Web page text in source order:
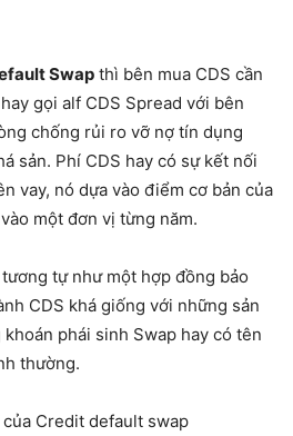
Swap thì bên mua CDS cần
gọi alf CDS Spread với bên
chống rủi ro vỡ nợ tín dụng
sản. Phí CDS hay có sự kết nối
vay, nó dựa vào điểm cơ bản của
một đơn vị từng năm.
tự như một hợp đồng bảo
CDS khá giống với những sản
phái sinh Swap hay có tên
thường.